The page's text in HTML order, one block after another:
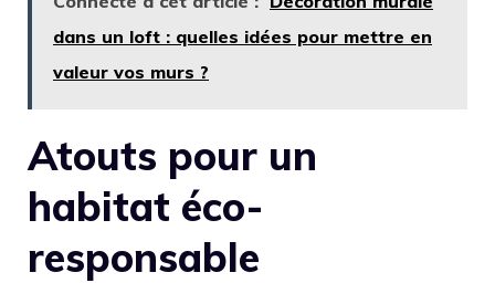
dans un loft : quelles idées pour mettre en
valeur vos murs ?
Atouts pour un
habitat éco-
responsable